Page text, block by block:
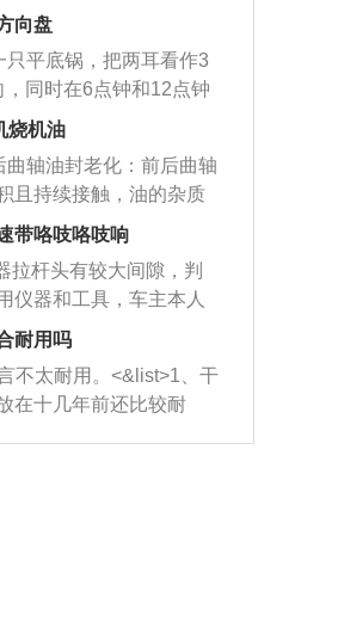
将杂物给取出来，如果
重，也可以采取应急措
直接利用木棍将所有的
里面的位置处，然后将
开，就可以将堵塞的东
果是因为积碳过多引起
将三元催化器泡在草酸
况得到解决，将清洗剂
与燃油混合后，车辆启
汽油一起进入到燃烧
气排出，就可以让三元
，排气管堵塞的情况就
向盘
只平底锅，把两耳看作3
，同时在6点钟和12点钟
。 <&list>2、双手握住
往右同样也要打相同的
、最后强调要反复练
形成肌肉记忆，在真实
需要记忆也能打好方
烧机油
曲轴油封老化：前后曲轴
且持续接触，油的杂质
温度变化使其密封效果
渗油或漏油。<&list>2、
积碳会使活塞环与缸体
致机油流入燃烧室中，
、机油粘度。使用
话，同样会有烧机油现
小具有很好的流动性，
带咯吱咯吱响
拉杆头有较大间隙，判
仪器和工具，车主本人
将车辆送到修理厂或4s
辆半轴套管防尘罩破
现漏油现象，使半轴磨
半轴容易损坏，产生异
定器的转向胶套和球头
耐用吗
不太耐用。<&list>1、干
在十几年前还比较耐